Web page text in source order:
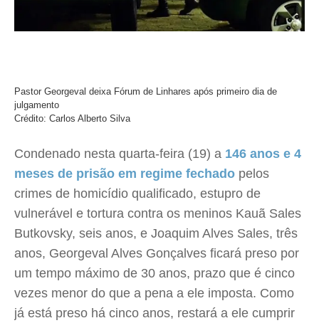
Pastor Georgeval deixa Fórum de Linhares após primeiro dia de
julgamento
Crédito: Carlos Alberto Silva
Condenado nesta quarta-feira (19) a 146 anos e 4
meses de prisão em regime fechado pelos
crimes de homicídio qualificado, estupro de
vulnerável e tortura contra os meninos Kauã Sales
Butkovsky, seis anos, e Joaquim Alves Sales, três
anos, Georgeval Alves Gonçalves ficará preso por
um tempo máximo de 30 anos, prazo que é cinco
vezes menor do que a pena a ele imposta. Como
já está preso há cinco anos, restará a ele cumprir